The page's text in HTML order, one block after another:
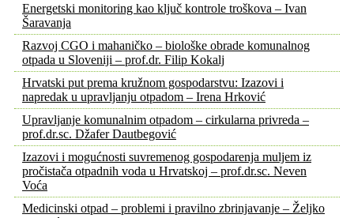
Energetski monitoring kao ključ kontrole troškova – Ivan
Šaravanja
Razvoj CGO i mahaničko – biološke obrade komunalnog
otpada u Sloveniji – prof.dr. Filip Kokalj
Hrvatski put prema kružnom gospodarstvu: Izazovi i
napredak u upravljanju otpadom – Irena Hrković
Upravljanje komunalnim otpadom – cirkularna privreda –
prof.dr.sc. Džafer Dautbegović
Izazovi i mogućnosti suvremenog gospodarenja muljem iz
pročistača otpadnih voda u Hrvatskoj – prof.dr.sc. Neven
Voća
Medicinski otpad – problemi i pravilno zbrinjavanje – Željko